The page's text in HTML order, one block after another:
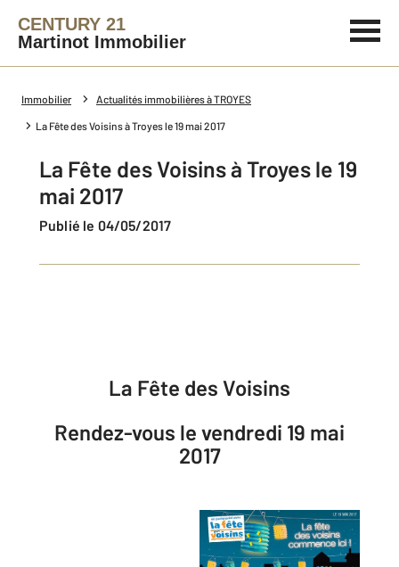
CENTURY 21
Martinot Immobilier
Immobilier Actualités immobilières à TROYES
La Fête des Voisins à Troyes le 19 mai 2017
La Fête des Voisins à Troyes le 19
mai 2017
Publié le 04/05/2017
La Fête des Voisins
Rendez-vous le vendredi 19 mai
2017